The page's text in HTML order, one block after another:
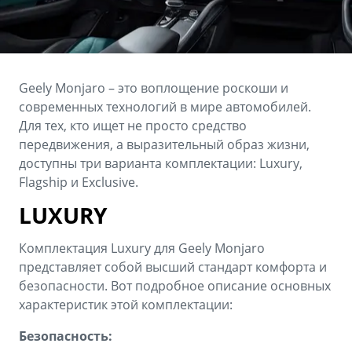
от 3 429 990 ₽* от 4 349 990 ₽*
PREFACE
Аксессуары
Зарядные устройства
ФИНАНСЫ И УСЛУГИ
Автокредит
Расчет КАСКО
Страхование
GEELY Лизинг
Советы по эксплуатации
Спецпредложения
ПОДДЕРЖКА
Помощь на дорогах
Гарантия Geely
Сервисная книжка
Вопросы и ответы
Geely Monjaro – это воплощение роскоши и
современных технологий в мире автомобилей.
Для тех, кто ищет не просто средство
передвижения, а выразительный образ жизни,
доступны три варианта комплектации: Luxury,
Flagship и Exclusive.
LUXURY
Комплектация Luxury для Geely Monjaro
представляет собой высший стандарт комфорта и
безопасности. Вот подробное описание основных
характеристик этой комплектации:
Безопасность: